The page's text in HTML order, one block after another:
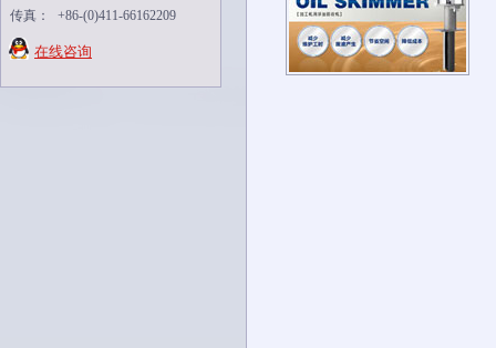
传真：
+86-(0)411-66162209
在线咨询